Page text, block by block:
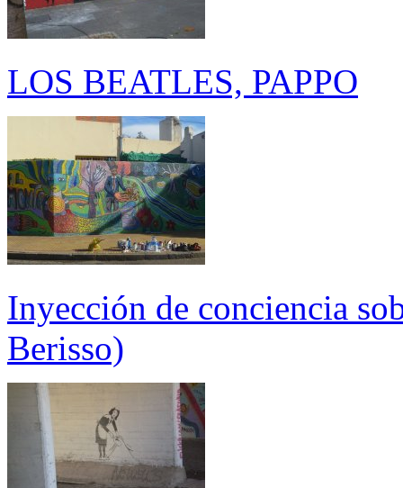
LOS BEATLES, PAPPO
Inyección de conciencia
Berisso)